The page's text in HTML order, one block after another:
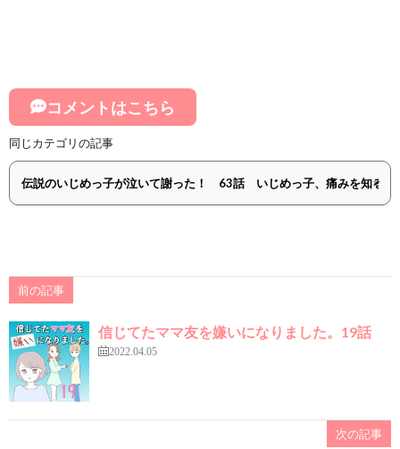
コメントはこちら
同じカテゴリの記事
前の記事
信じてたママ友を嫌いになりました。19話
2022.04.05
次の記事